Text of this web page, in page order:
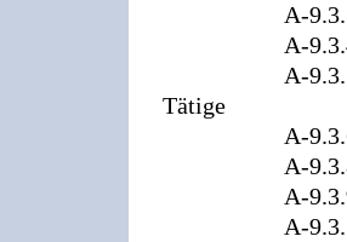
A-9.3.3
A-9.3.4
A-9.3.5
Tätige
A-9.3.6
A-9.3.8
A-9.3.9
A-9.3.10